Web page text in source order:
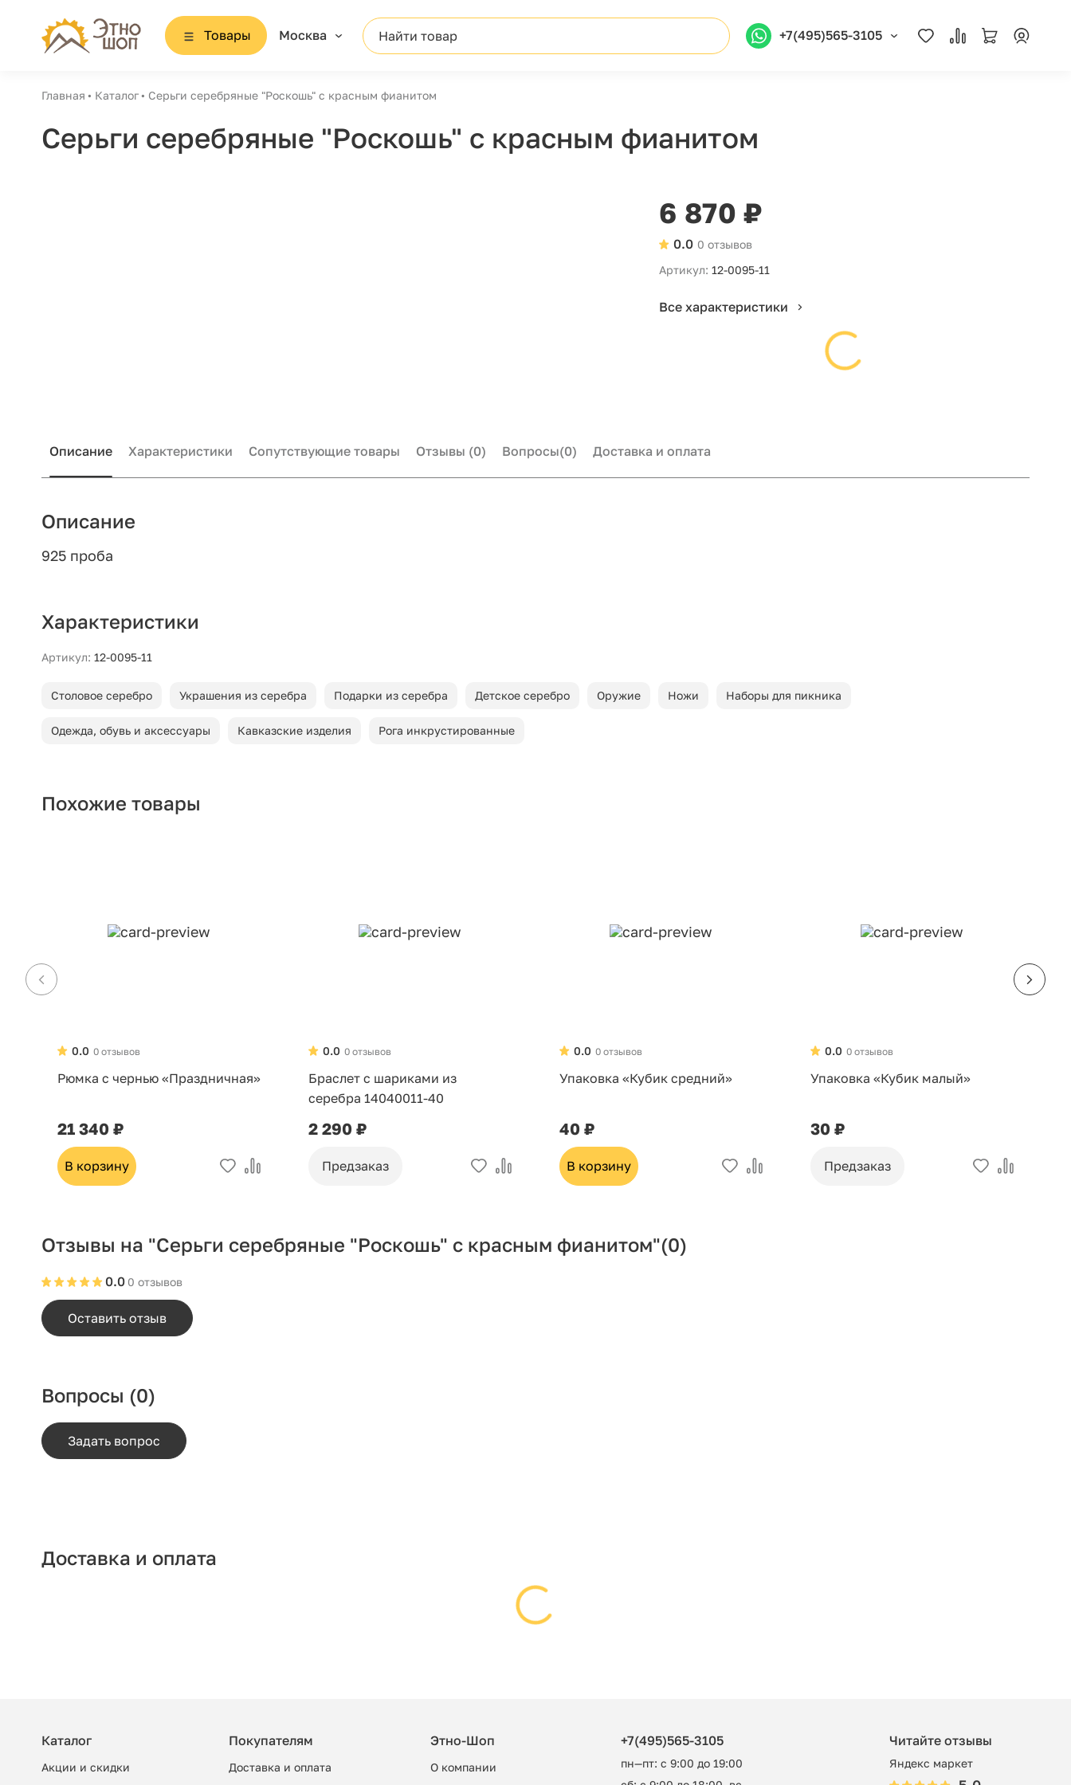
Товары Москва Найти товар +7(495)565-3105
Главная Каталог Серьги серебряные "Роскошь" с красным фианитом
Серьги серебряные "Роскошь" с красным фианитом
6 870 ₽
0 отзывов
0.0
Артикул: 12-0095-11
Все характеристики
Описание Характеристики Сопутствующие товары Отзывы (0) Вопросы(0) Доставка и оплата
Описание
925 проба
Характеристики
Артикул: 12-0095-11
Столовое серебро Украшения из серебра Подарки из серебра Детское серебро Оружие Ножи Наборы для пикника
Одежда, обувь и аксессуары Кавказские изделия Рога инкрустированные
Похожие товары
0 отзывов
0.0
Рюмка с чернью «Праздничная»
21 340 ₽
В корзину
0 отзывов
0.0
Браслет с шариками из
серебра 14040011-40
2 290 ₽
Предзаказ
0 отзывов
0.0
Упаковка «Кубик средний»
40 ₽
В корзину
0 отзывов
0.0
Упаковка «Кубик малый»
30 ₽
Предзаказ
Отзывы на "Серьги серебряные "Роскошь" с красным фианитом"(0)
0 отзывов
0.0
Оставить отзыв
Вопросы (0)
Задать вопрос
Доставка и оплата
Каталог
Акции и скидки
Покупателям
Доставка и оплата
Этно-Шоп
О компании
+7(495)565-3105
пн—пт: с 9:00 до 19:00
Читайте отзывы
Яндекс маркет